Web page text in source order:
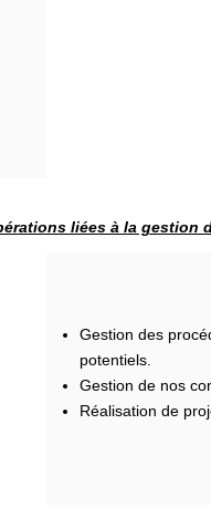
liées à la gestion
Gestion des
potentiels.
Gestion de nos
Réalisation de